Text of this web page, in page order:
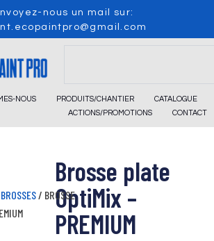
nous un mail sur:
NOUS PRODUITS/CHANTIER
CATALOGUE
ACTIONS/PROMOTIONS
CONTACT
Brosse plate
OptiMix –
PREMIUM
BROSSES / BROSSE